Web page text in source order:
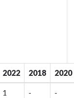
2022 2018 2020
1 - -